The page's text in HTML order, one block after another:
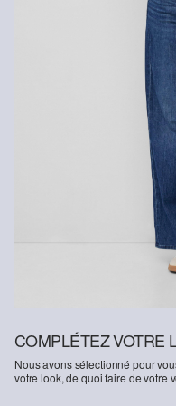
COMPLÉTEZ VOTRE
Nous avons sélectionné pour
votre look, de quoi faire de votre